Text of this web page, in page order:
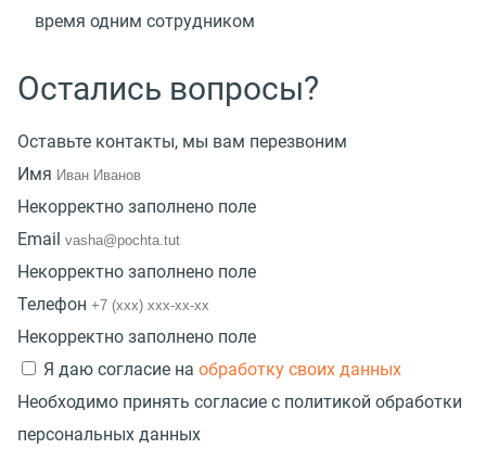
время одним сотрудником
Остались вопросы?
Оставьте контакты, мы вам перезвоним
Имя
Некорректно заполнено поле
Email
Некорректно заполнено поле
Телефон
Некорректно заполнено поле
Я даю согласие на обработку своих данных
Необходимо принять согласие с политикой обработки
персональных данных